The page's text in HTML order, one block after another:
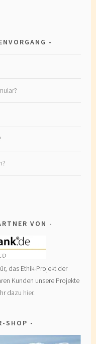
VON
das Ethik-Projekt der
Kunden unsere Projekte
dazu hier.
SHOP